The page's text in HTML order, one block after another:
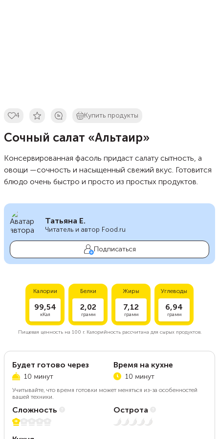
4 Купить продукты
Сочный салат «Альтаир»
Консервированная фасоль придаст салату сытность, а
овощи —сочность и насыщенный свежий вкус. Готовится
блюдо очень быстро и просто из простых продуктов.
Татьяна Е.
Читатель и автор Food.ru
Подписаться
Калории
99,54
кКал
Белки
2,02
грамм
Жиры
7,12
грамм
Углеводы
6,94
грамм
Пищевая ценность на 100 г.Калорийность рассчитана для сырых продуктов.
Будет готово через
10 минут
Время на кухне
10 минут
Учитывайте, что время готовки может меняться из-за особенностей
вашей техники.
Сложность
1 из 5
Острота
Нет остроты